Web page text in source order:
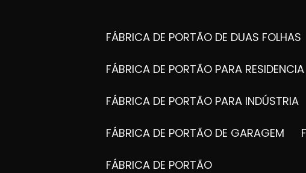
FÁBRICA DE PORTÃO DE DUAS FOLHAS
FÁBRICA DE PORTÃO PARA RESIDENCIA
FÁBRICA DE PORTÃO PARA INDÚSTRIA
FÁBRICA DE PORTÃO DE GARAGEM
FÁBRICA DE PORTÃO